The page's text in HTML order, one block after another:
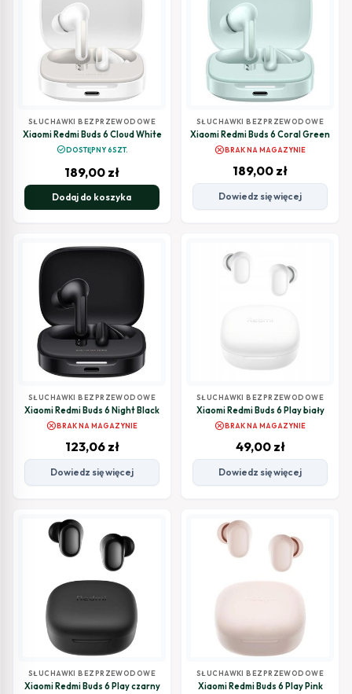
SŁUCHAWKI BEZPRZEWODOWE
Xiaomi Redmi Buds 6 Cloud White
check_circleDOSTĘPNY 6SZT.
189,00 zł
Dodaj do koszyka
SŁUCHAWKI BEZPRZEWODOWE
Xiaomi Redmi Buds 6 Coral Green
cancelBRAK NA MAGAZYNIE
189,00 zł
Dowiedz się więcej
SŁUCHAWKI BEZPRZEWODOWE
Xiaomi Redmi Buds 6 Night Black
cancelBRAK NA MAGAZYNIE
123,06 zł
Dowiedz się więcej
SŁUCHAWKI BEZPRZEWODOWE
Xiaomi Redmi Buds 6 Play biały
cancelBRAK NA MAGAZYNIE
49,00 zł
Dowiedz się więcej
SŁUCHAWKI BEZPRZEWODOWE
Xiaomi Redmi Buds 6 Play czarny
SŁUCHAWKI BEZPRZEWODOWE
Xiaomi Redmi Buds 6 Play Pink